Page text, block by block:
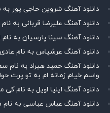
دانلود آهنگ شروین حاجی پور به
دانلود آهنگ علیرضا قربانی به
دانلود آهنگ سینا پارسیان به نام
دانلود آهنگ عرشیاس به نام
دانلود آهنگ حمید هیراد به
واسم خیام زمانه ام به تو پرت
دانلود آهنگ ایلیا اویل به نام
دانلود آهنگ عباس عباسی به نام